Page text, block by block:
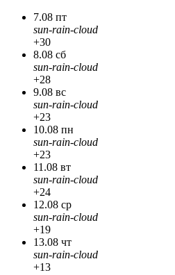
7.08 пт
sun-rain-cloud
+30
8.08 сб
sun-rain-cloud
+28
9.08 вс
sun-rain-cloud
+23
10.08 пн
sun-rain-cloud
+23
11.08 вт
sun-rain-cloud
+24
12.08 ср
sun-rain-cloud
+19
13.08 чт
sun-rain-cloud
+13